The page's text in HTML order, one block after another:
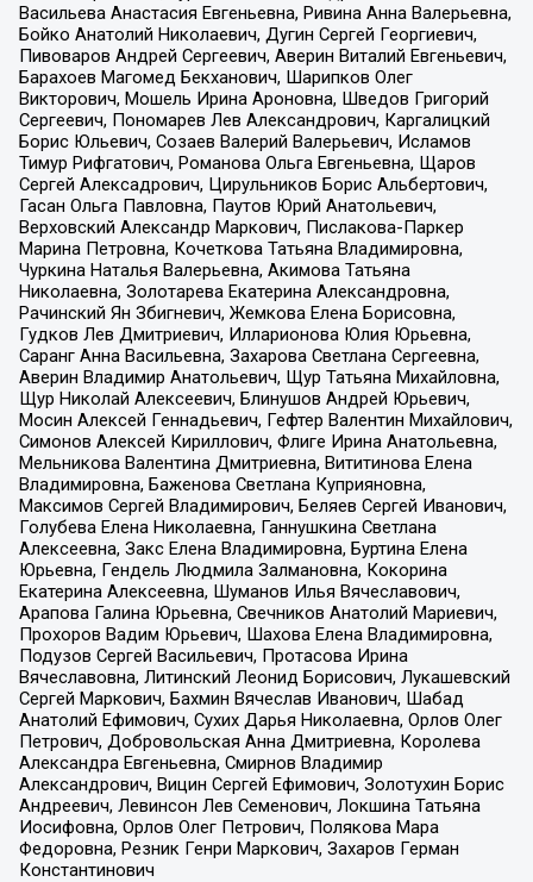
Васильева Анастасия Евгеньевна, Ривина Анна Валерьевна,
Бойко Анатолий Николаевич, Дугин Сергей Георгиевич,
Пивоваров Андрей Сергеевич, Аверин Виталий Евгеньевич,
Барахоев Магомед Бекханович, Шарипков Олег
Викторович, Мошель Ирина Ароновна, Шведов Григорий
Сергеевич, Пономарев Лев Александрович, Каргалицкий
Борис Юльевич, Созаев Валерий Валерьевич, Исламов
Тимур Рифгатович, Романова Ольга Евгеньевна, Щаров
Сергей Алексадрович, Цирульников Борис Альбертович,
Гасан Ольга Павловна, Паутов Юрий Анатольевич,
Верховский Александр Маркович, Пислакова-Паркер
Марина Петровна, Кочеткова Татьяна Владимировна,
Чуркина Наталья Валерьевна, Акимова Татьяна
Николаевна, Золотарева Екатерина Александровна,
Рачинский Ян Збигневич, Жемкова Елена Борисовна,
Гудков Лев Дмитриевич, Илларионова Юлия Юрьевна,
Саранг Анна Васильевна, Захарова Светлана Сергеевна,
Аверин Владимир Анатольевич, Щур Татьяна Михайловна,
Щур Николай Алексеевич, Блинушов Андрей Юрьевич,
Мосин Алексей Геннадьевич, Гефтер Валентин Михайлович,
Симонов Алексей Кириллович, Флиге Ирина Анатольевна,
Мельникова Валентина Дмитриевна, Вититинова Елена
Владимировна, Баженова Светлана Куприяновна,
Максимов Сергей Владимирович, Беляев Сергей Иванович,
Голубева Елена Николаевна, Ганнушкина Светлана
Алексеевна, Закс Елена Владимировна, Буртина Елена
Юрьевна, Гендель Людмила Залмановна, Кокорина
Екатерина Алексеевна, Шуманов Илья Вячеславович,
Арапова Галина Юрьевна, Свечников Анатолий Мариевич,
Прохоров Вадим Юрьевич, Шахова Елена Владимировна,
Подузов Сергей Васильевич, Протасова Ирина
Вячеславовна, Литинский Леонид Борисович, Лукашевский
Сергей Маркович, Бахмин Вячеслав Иванович, Шабад
Анатолий Ефимович, Сухих Дарья Николаевна, Орлов Олег
Петрович, Добровольская Анна Дмитриевна, Королева
Александра Евгеньевна, Смирнов Владимир
Александрович, Вицин Сергей Ефимович, Золотухин Борис
Андреевич, Левинсон Лев Семенович, Локшина Татьяна
Иосифовна, Орлов Олег Петрович, Полякова Мара
Федоровна, Резник Генри Маркович, Захаров Герман
Константинович